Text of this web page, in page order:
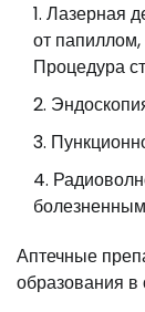
Лазерная
от
Процедура
Аптечные
образования в